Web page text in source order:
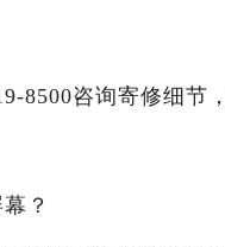
8500咨询寄修细节
？